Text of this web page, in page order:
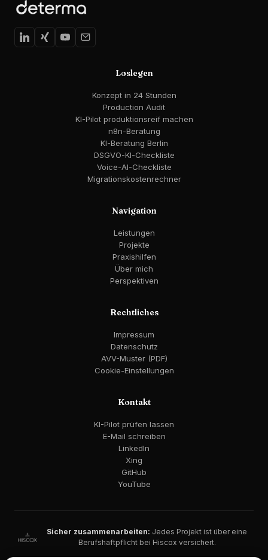
Loslegen
Konzept in 24 Stunden
Production Audit
KI-Pilot produktionsreif machen
n8n-Beratung
KI-Beratung Berlin
DSGVO-KI-Checkliste
Voice-AI-Checkliste
Migrationskostenrechner
Navigation
Leistungen
Projekte
Praxishilfen
Über mich
Perspektiven
Rechtliches
Impressum
Datenschutz
AVV-Muster (PDF)
Cookie-Einstellungen
Kontakt
KI-Pilot prüfen lassen
E-Mail schreiben
LinkedIn
Xing
GitHub
YouTube
Sicher zusammenarbeiten: Jedes Projekt ist über eine
Berufshaftpflicht bei Hiscox versichert.